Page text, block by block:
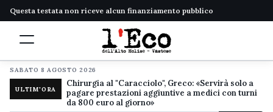
Questa testata non riceve alcun finanziamento pubblico
SABATO 8 AGOSTO 2026
ULTIM'ORA
Chirurgia al "Caracciolo", Greco: «Servirà solo a
pagare prestazioni aggiuntive a medici con turni
da 800 euro al giorno»